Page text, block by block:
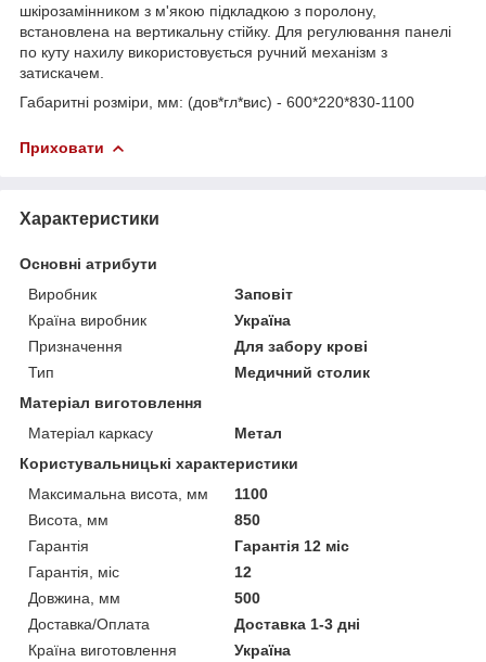
шкірозамінником з м'якою підкладкою з поролону,
встановлена на вертикальну стійку. Для регулювання панелі
по куту нахилу використовується ручний механізм з
затискачем.
Габаритні розміри, мм: (дов*гл*вис) - 600*220*830-1100
Приховати
Характеристики
Основні атрибути
Виробник
Заповіт
Країна виробник
Україна
Призначення
Для забору крові
Тип
Медичний столик
Матеріал виготовлення
Матеріал каркасу
Метал
Користувальницькі характеристики
Максимальна висота, мм
1100
Висота, мм
850
Гарантія
Гарантія 12 міс
Гарантія, міс
12
Довжина, мм
500
Доставка/Оплата
Доставка 1-3 дні
Країна виготовлення
Україна